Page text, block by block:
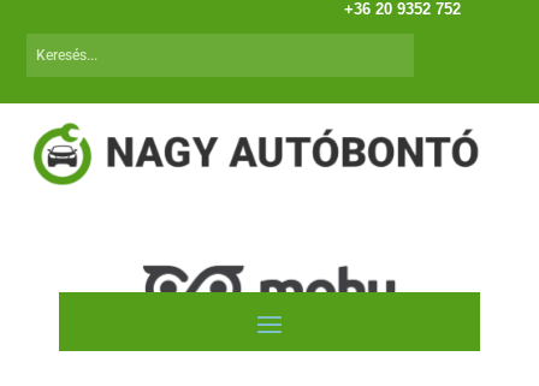
+36 20 9352 752